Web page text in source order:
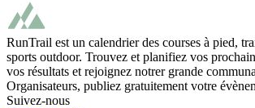
RunTrail est un calendrier des courses à pied,
sports outdoor. Trouvez et planifiez vos
vos résultats et rejoignez notrer grande
Organisateurs, publiez gratuitement votre
Suivez-nous